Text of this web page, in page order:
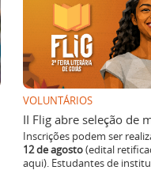
VOLUNTÁRIOS
II Flig abre seleção de
Inscrições podem ser
12 de agosto(edital
aqui). Estudantes de